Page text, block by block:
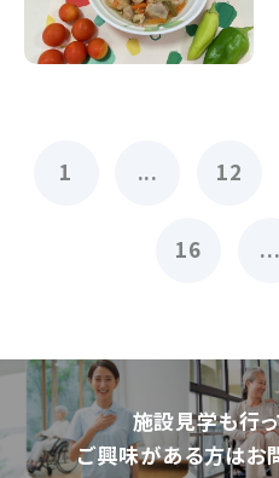
1 ... 12
16 ...
施設⾒学も⾏っ
ご興味がある⽅はお